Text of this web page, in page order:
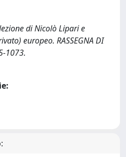
di Nicolò Lipari e
europeo. RASSEGNA DI
1073.